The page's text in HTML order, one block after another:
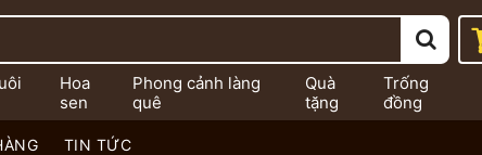
Hoa
sen
Phong cảnh làng
quê
Quà
tặng
Trống
đồng
TIN TỨC